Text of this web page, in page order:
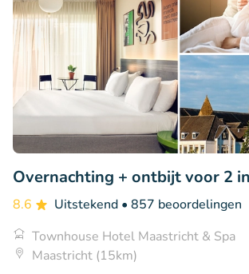
Overnachting + ontbijt voor 2
8.6 Uitstekend • 857 beoordelingen
Townhouse Hotel Maastricht & Spa
Maastricht (15km)